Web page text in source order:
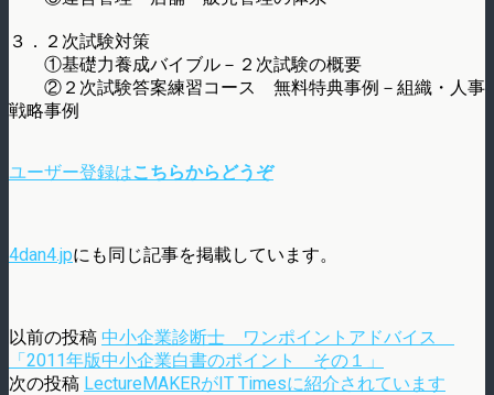
３．２次試験対策
①基礎力養成バイブル－２次試験の概要
②２次試験答案練習コース 無料特典事例－組織・人事
戦略事例
ユーザー登録はこちらからどうぞ
4dan4.jpにも同じ記事を掲載しています。
以前の投稿 中小企業診断士 ワンポイントアドバイス
「2011年版中小企業白書のポイント その１」
次の投稿 LectureMAKERがIT Timesに紹介されています